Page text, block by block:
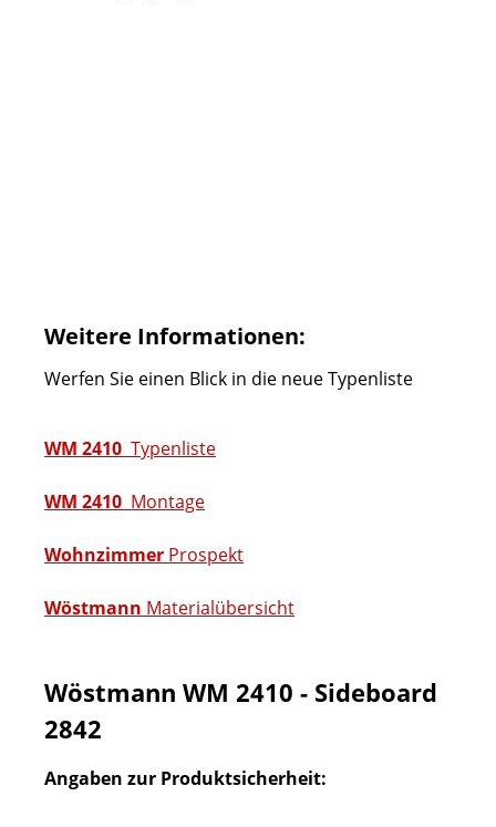
Weitere Informationen:
Werfen Sie einen Blick in die neue Typenliste
WM 2410 Typenliste
WM 2410 Montage
Wohnzimmer Prospekt
Wöstmann Materialübersicht
Wöstmann WM 2410 - Sideboard
2842
Angaben zur Produktsicherheit: